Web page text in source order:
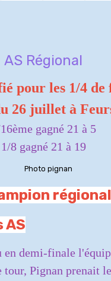
AS Régional
pour les 1/4 de
26 juillet à
gagné 21 à 5
1/8 gagné 21 à 19
régional
AS
en demi-finale
tour, Pignan prenait